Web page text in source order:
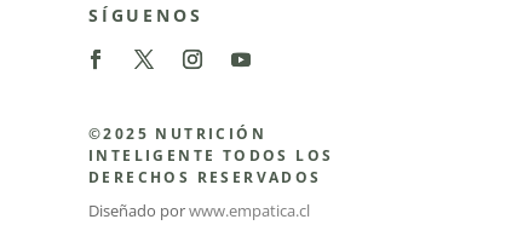
SÍGUENOS
©2025 NUTRICIÓN
INTELIGENTE TODOS LOS
DERECHOS RESERVADOS
Diseñado porwww.empatica.cl